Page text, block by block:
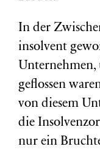
In der
insolvent
Unternehmen,
geflossen
von diesem
die
nur ein